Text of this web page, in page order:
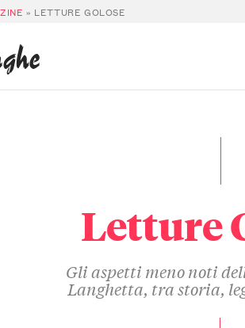
» LETTURE GOLOSE
Letture
Gli aspetti meno noti
Langhetta, tra storia,